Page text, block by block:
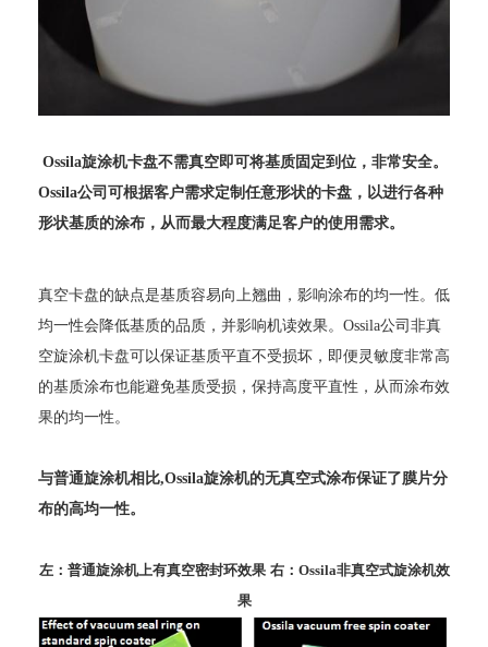
Ossila旋涂机卡盘不需真空即可将基质固定到位，非常安全。
Ossila公司可根据客户需求定制任意形状的卡盘，以进行各种
形状基质的涂布，从而最大程度满足客户的使用需求。
真空卡盘的缺点是基质容易向上翘曲 ，影响涂布的均一性。低
均一性会降低基质的品质，并影响机读效果。 Ossila公司非真
空旋涂机卡盘可以保证基质平直不受损坏，即便灵敏度非常高
的基质涂布也能避免基质受损，保持高度平直性，从而涂布效
果的均一性。
与普通旋涂机相比,Ossila旋涂机的无真空式涂布保证了膜片分
布的高均一性。
左：普通旋涂机上有真空密封环效果 右： Ossila非真空式旋涂机效
果